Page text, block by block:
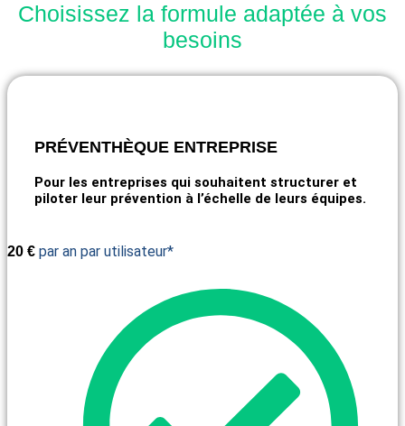
Choisissez la formule adaptée à vos
besoins
PRÉVENTHÈQUE ENTREPRISE
Pour les entreprises qui souhaitent structurer et
piloter leur prévention à l’échelle de leurs équipes.
20 € par an par utilisateur*